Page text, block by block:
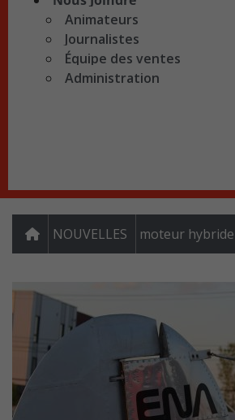
Animateurs
Journalistes
Équipe des ventes
Administration
NOUVELLES moteur hybride